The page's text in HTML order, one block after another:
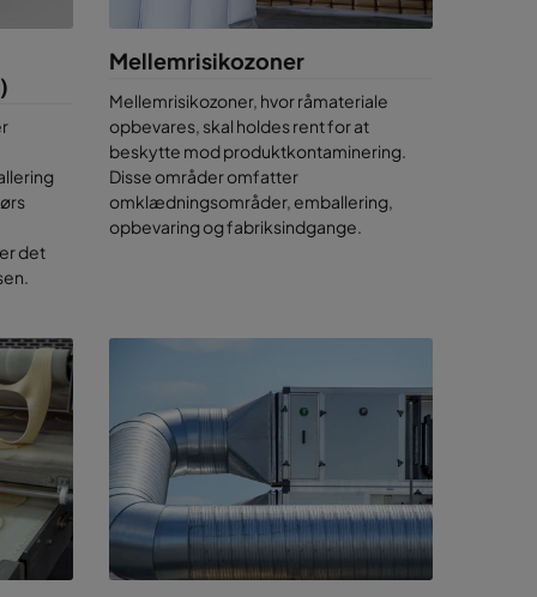
for
de
og
det
Mellemrisikozoner
Mellemrisikozoner, hvor råmateriale
opbevares, skal holdes rent for at
beskytte mod produktkontaminering.
Disse områder omfatter
omklædningsområder, emballering,
opbevaring og fabriksindgange.